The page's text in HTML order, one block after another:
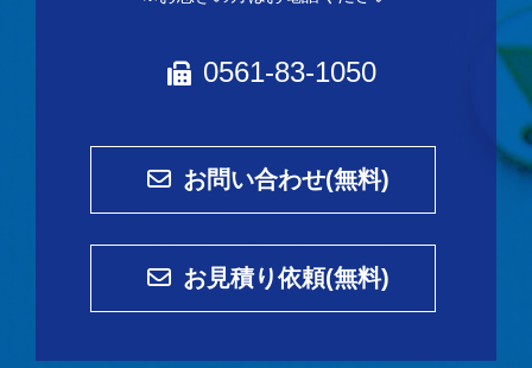
0561-83-1050
お問い合わせ(無料)
お見積り依頼(無料)